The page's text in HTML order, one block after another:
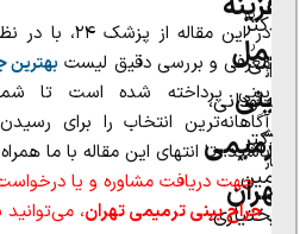
عمل
بینی
ترمیمی
تهران
دکتر
علی
جاودانی،
دکتر
امین
بختیاری،
پو
ر
ان
ت
ش
ار
در
:
در این مقاله
معرفی و بررسی دقیق لیست بهترین
بینی پرداخته شده است تا شما
آگاهانه‌ترین انتخاب را برای
باشید. تا انتهای این مقاله با ما
جهت دریافت مشاوره و یا
جراح بینی ترمیمی تهران،